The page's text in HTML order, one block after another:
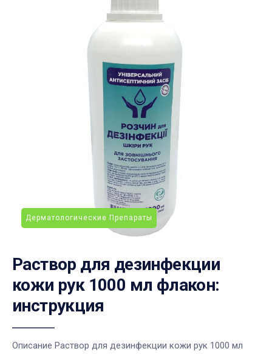
Дерматологические Препараты
Раствор для дезинфекции
кожи рук 1000 мл флакон:
инструкция
Описание Раствор для дезинфекции кожи рук 1000 мл